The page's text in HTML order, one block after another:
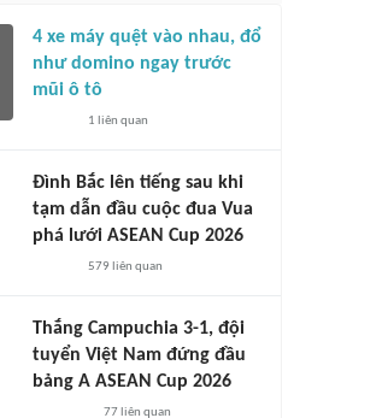
4 xe máy quệt vào nhau, đổ
như domino ngay trước
mũi ô tô
1 liên quan
Đình Bắc lên tiếng sau khi
tạm dẫn đầu cuộc đua Vua
phá lưới ASEAN Cup 2026
579 liên quan
Thắng Campuchia 3-1, đội
tuyển Việt Nam đứng đầu
bảng A ASEAN Cup 2026
77liên quan